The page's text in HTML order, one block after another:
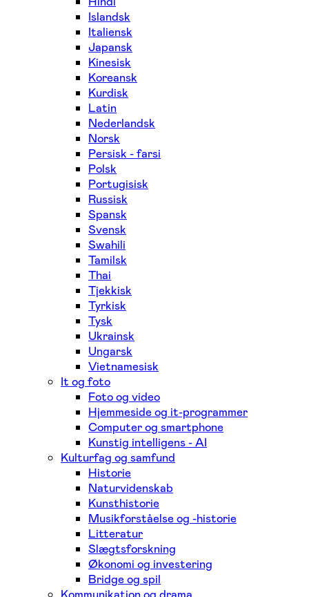
Islandsk
Italiensk
Japansk
Kinesisk
Koreansk
Kurdisk
Latin
Nederlandsk
Norsk
Persisk - farsi
Polsk
Portugisisk
Russisk
Spansk
Svensk
Swahili
Tamilsk
Thai
Tjekkisk
Tyrkisk
Tysk
Ukrainsk
Ungarsk
Vietnamesisk
It og foto
Foto og video
Hjemmeside og it-programmer
Computer og smartphone
Kunstig intelligens - AI
Kulturfag og samfund
Historie
Naturvidenskab
Kunsthistorie
Musikforståelse og -historie
Litteratur
Slægtsforskning
Økonomi og investering
Bridge og spil